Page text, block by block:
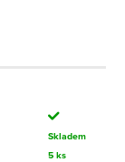
Skladem
5 ks